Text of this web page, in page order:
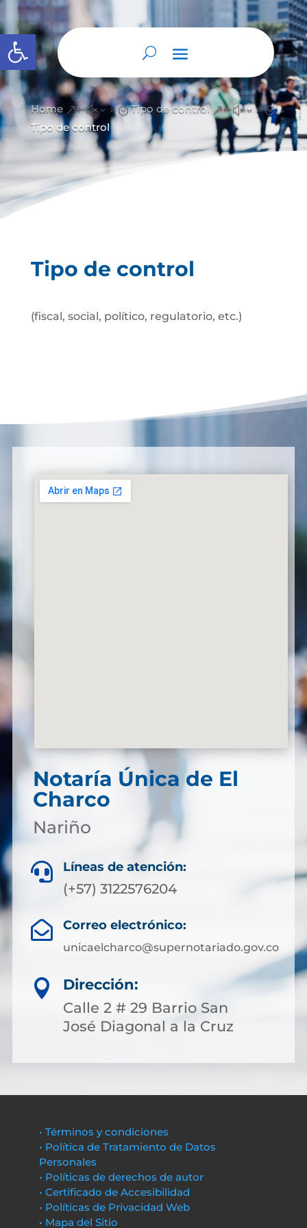
Abrir barra de herramientas
Home &#x39; Tipo de control &#x39;
Tipo de control
Tipo de control
(fiscal, social, político, regulatorio, etc.)
Notaría Única de El
Charco
Nariño
 Líneas de atención:
(+57) 3122576204
 Correo electrónico:
unicaelcharco@supernotariado.gov.co

Dirección:
Calle 2 # 29 Barrio San
José Diagonal a la Cruz
• Términos y condiciones
• Política de Tratamiento de Datos
Personales
• Políticas de derechos de autor
• Certificado de Accesibilidad
• Políticas de Privacidad Web
• Mapa del Sitio